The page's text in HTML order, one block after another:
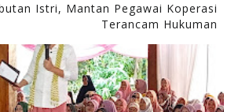
Istri, Mantan Pegawai Koperasi
Terancam Hukuman